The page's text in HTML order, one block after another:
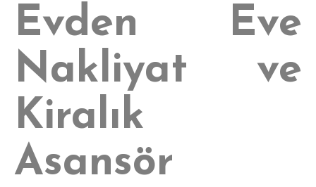
Evden Eve
Nakliyat ve
Kiralık
Asansör